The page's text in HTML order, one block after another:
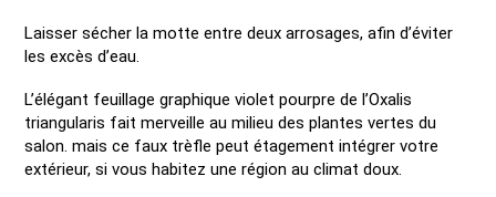
Laisser sécher la motte entre deux arrosages, afin d’éviter
les excès d’eau.
L’élégant feuillage graphique violet pourpre de l’Oxalis
triangularis fait merveille au milieu des plantes vertes du
salon. mais ce faux trèfle peut étagement intégrer votre
extérieur, si vous habitez une région au climat doux.